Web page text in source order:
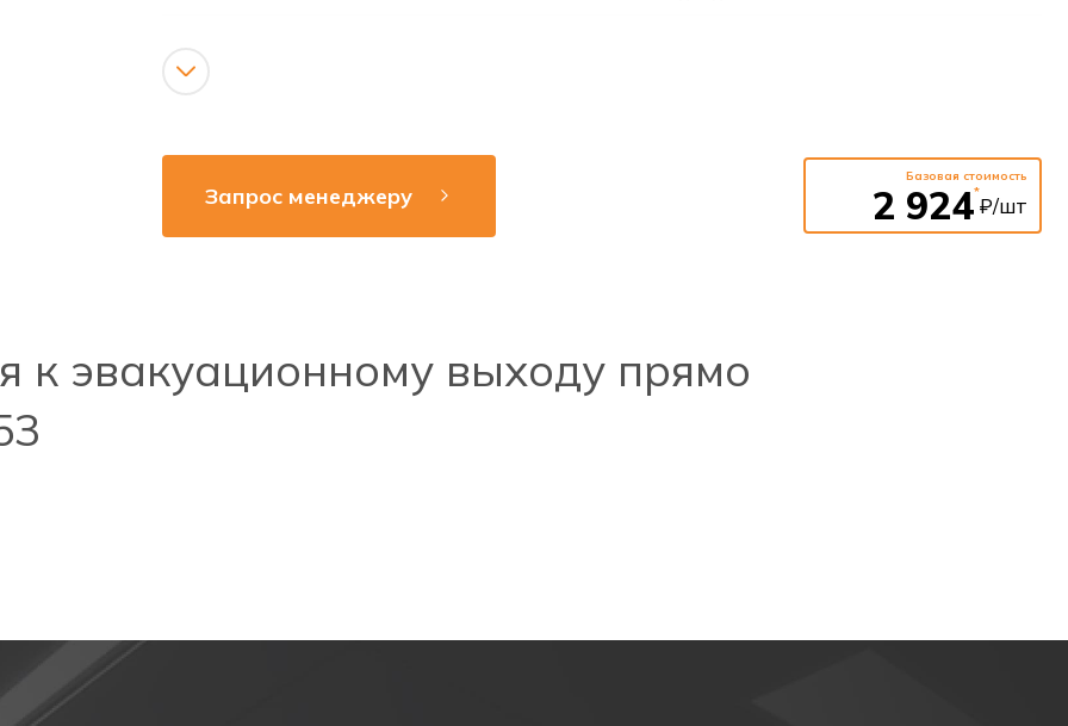
Тип аккумулятора
Запрос менеджеру
Базовая стоимость
2 924*
₽/шт
к эвакуационному выходу прямо